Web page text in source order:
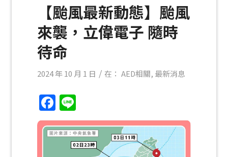
【颱風最新動態】颱風
來襲，立偉電子 隨時
待命
2024 年 10 月 1 日 / 在：AED相關, 最新消息
Facebook